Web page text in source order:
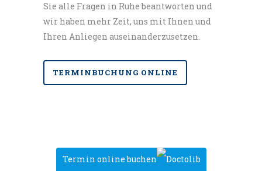
Vorsorge- und Impfkalender
U3 Elternfragebogen
U4 Elternfragebogen
U5 Elternfragebogen
U8 Elternfragebogen
Sie alle Fragen in Ruhe beantworten und
wir haben mehr Zeit, uns mit Ihnen und
Ihren Anliegen auseinanderzusetzen.
TERMINBUCHUNG ONLINE
Termin online buchen